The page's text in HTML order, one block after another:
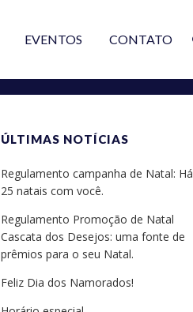
EVENTOS CONTATO
ÚLTIMAS NOTÍCIAS
Regulamento campanha de Natal: Há
25 natais com você.
Regulamento Promoção de Natal
Cascata dos Desejos: uma fonte de
prêmios para o seu Natal.
Feliz Dia dos Namorados!